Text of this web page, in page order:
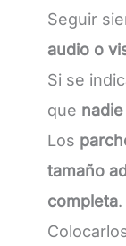
Seguir
audio o
Si se
que
Los
tamaño
completa.